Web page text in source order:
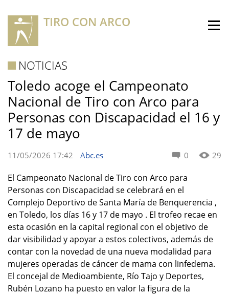
TIRO CON ARCO
NOTICIAS
Toledo acoge el Campeonato
Nacional de Tiro con Arco para
Personas con Discapacidad el 16 y
17 de mayo
0 29
11/05/2026 17:42 Abc.es
El Campeonato Nacional de Tiro con Arco para
Personas con Discapacidad se celebrará en el
Complejo Deportivo de Santa María de Benquerencia ,
en Toledo, los días 16 y 17 de mayo . El trofeo recae en
esta ocasión en la capital regional con el objetivo de
dar visibilidad y apoyar a estos colectivos, además de
contar con la novedad de una nueva modalidad para
mujeres operadas de cáncer de mama con linfedema.
El concejal de Medioambiente, Río Tajo y Deportes,
Rubén Lozano ha puesto en valor la figura de la